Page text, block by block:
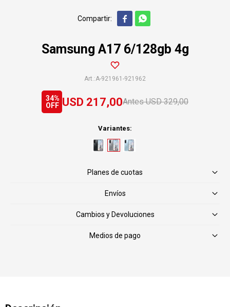
 
Samsung A17 6/128gb 4g
A-921961-921962
USD 217,00 USD 329,00
34
Variantes:
Planes de cuotas
Envíos
Cambios y Devoluciones
Medios de pago